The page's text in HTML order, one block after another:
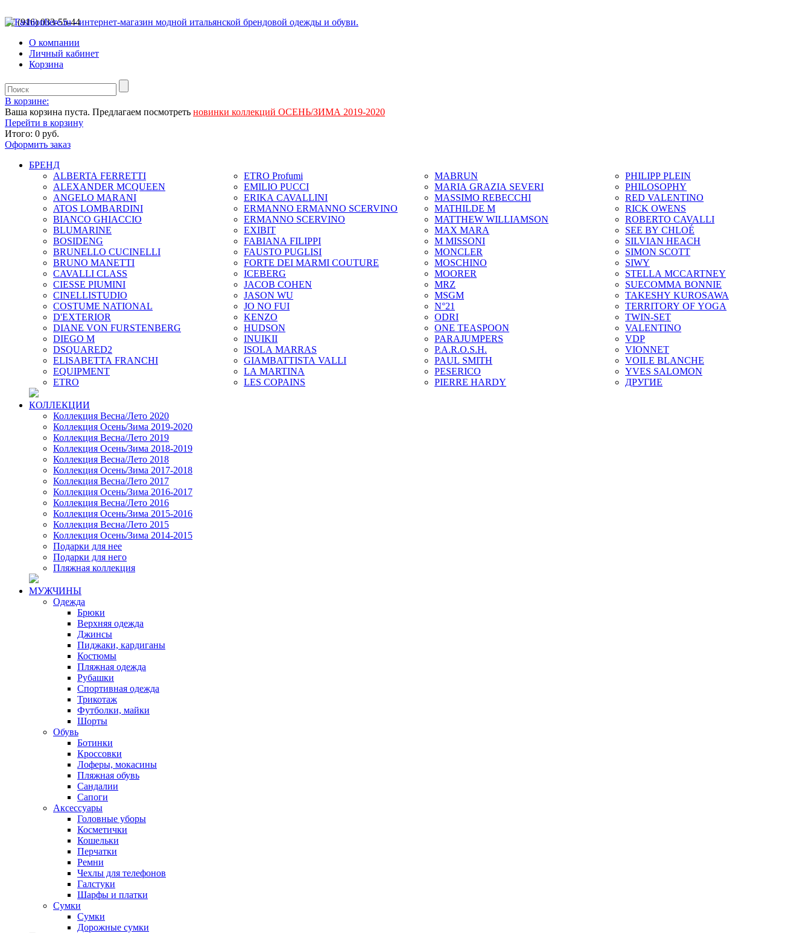
+7 (916) 033-55-44
О компании
Личный кабинет
Корзина
В корзине:
Ваша корзина пуста. Предлагаем посмотреть новинки коллекций ОСЕНЬ/ЗИМА 2019-2020
Перейти в корзину
Итого: 0 руб.
Оформить заказ
БРЕНД
ALBERTA FERRETTI
ALEXANDER MCQUEEN
ANGELO MARANI
ATOS LOMBARDINI
BIANCO GHIACCIO
BLUMARINE
BOSIDENG
BRUNELLO CUCINELLI
BRUNO MANETTI
CAVALLI CLASS
CIESSE PIUMINI
CINELLISTUDIO
COSTUME NATIONAL
D'EXTERIOR
DIANE VON FURSTENBERG
DIEGO M
DSQUARED2
ELISABETTA FRANCHI
EQUIPMENT
ETRO
ETRO Profumi
EMILIO PUCCI
ERIKA CAVALLINI
ERMANNO ERMANNO SCERVINO
ERMANNO SCERVINO
EXIBIT
FABIANA FILIPPI
FAUSTO PUGLISI
FORTE DEI MARMI COUTURE
ICEBERG
JACOB COHEN
JASON WU
JO NO FUI
KENZO
HUDSON
INUIKII
ISOLA MARRAS
GIAMBATTISTA VALLI
LA MARTINA
LES COPAINS
MABRUN
MARIA GRAZIA SEVERI
MASSIMO REBECCHI
MATHILDE M
MATTHEW WILLIAMSON
MAX MARA
M MISSONI
MONCLER
MOSCHINO
MOORER
MRZ
MSGM
N°21
ODRI
ONE TEASPOON
PARAJUMPERS
P.A.R.O.S.H.
PAUL SMITH
PESERICO
PIERRE HARDY
PHILIPP PLEIN
PHILOSOPHY
RED VALENTINO
RICK OWENS
ROBERTO CAVALLI
SEE BY CHLOÉ
SILVIAN HEACH
SIMON SCOTT
SIWY
STELLA MCCARTNEY
SUECOMMA BONNIE
TAKESHY KUROSAWA
TERRITORY OF YOGA
TWIN-SET
VALENTINO
VDP
VIONNET
VOILE BLANCHE
YVES SALOMON
ДРУГИЕ
КОЛЛЕКЦИИ
Коллекция Весна/Лето 2020
Коллекция Осень/Зима 2019-2020
Коллекция Весна/Лето 2019
Коллекция Осень/Зима 2018-2019
Коллекция Весна/Лето 2018
Коллекция Осень/Зима 2017-2018
Коллекция Весна/Лето 2017
Коллекция Осень/Зима 2016-2017
Коллекция Весна/Лето 2016
Коллекция Осень/Зима 2015-2016
Коллекция Весна/Лето 2015
Коллекция Осень/Зима 2014-2015
Подарки для нее
Подарки для него
Пляжная коллекция
МУЖЧИНЫ
Одежда
Брюки
Верхняя одежда
Джинсы
Пиджаки, кардиганы
Костюмы
Пляжная одежда
Рубашки
Спортивная одежда
Трикотаж
Футболки, майки
Шорты
Обувь
Ботинки
Кроссовки
Лоферы, мокасины
Пляжная обувь
Сандалии
Сапоги
Аксессуары
Головные уборы
Косметички
Кошельки
Перчатки
Ремни
Чехлы для телефонов
Галстуки
Шарфы и платки
Сумки
Сумки
Дорожные сумки